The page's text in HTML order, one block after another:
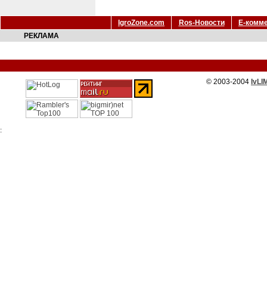
IgroZone.com Ros-Новости
Е-
РЕКЛАМА
© 2003-2004
: